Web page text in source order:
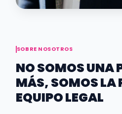
SOBRE NOSOTROS
NO SOMOS UNA
MÁS, SOMOS LA
EQUIPO LEGAL